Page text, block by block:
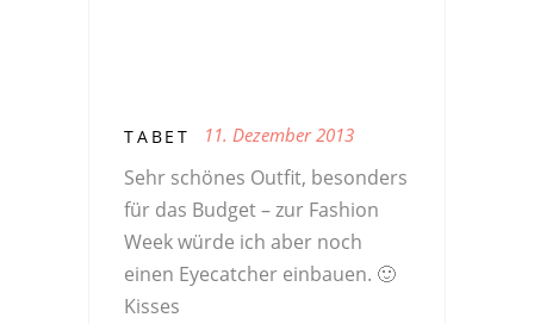
TABET 11. Dezember 2013
Sehr schönes Outfit, besonders
für das Budget – zur Fashion
Week würde ich aber noch
einen Eyecatcher einbauen. 🙂
Kisses